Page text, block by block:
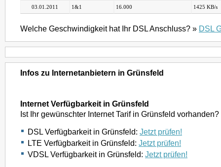
03.01.2011 1&1 16.000 1425 KB/s
Welche Geschwindigkeit hat Ihr DSL Anschluss? » DSL
Infos zu Internetanbietern in Grünsfeld
Internet Verfügbarkeit in Grünsfeld
Ist Ihr gewünschter Internet Tarif in Grünsfeld vorhanden?
DSL Verfügbarkeit in Grünsfeld: Jetzt prüfen!
LTE Verfügbarkeit in Grünsfeld: Jetzt prüfen!
VDSL Verfügbarkeit in Grünsfeld: Jetzt prüfen!